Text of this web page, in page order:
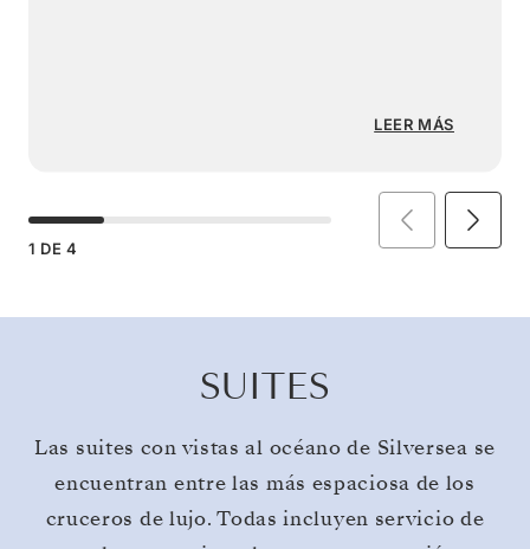
LEER MÁS
1 DE 4
SUITES
Las suites con vistas al océano de Silversea se
encuentran entre las más espaciosa de los
cruceros de lujo. Todas incluyen servicio de